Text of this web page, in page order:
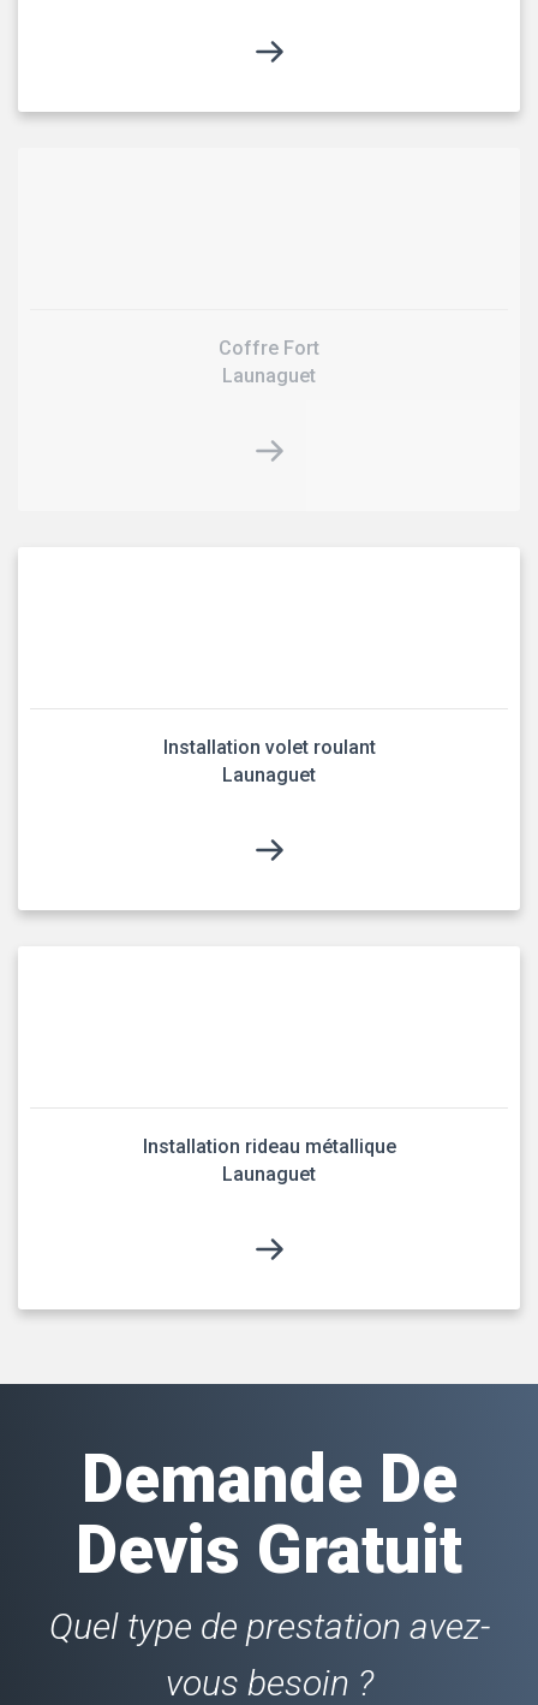
Coffre Fort
Launaguet
Installation volet roulant
Launaguet
Installation rideau métallique
Launaguet
Demande De
Devis Gratuit
Quel type de prestation avez-
vous besoin ?